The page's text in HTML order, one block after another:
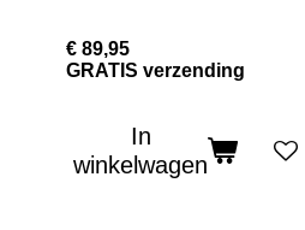
€ 89,95
GRATIS verzending
In
winkelwagen